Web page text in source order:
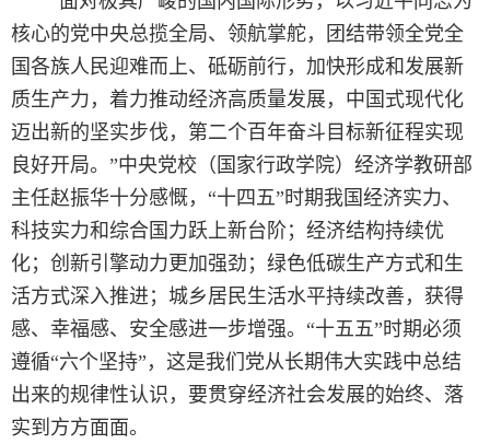
核心的党中央总揽全局、领航掌舵，团结带领全党全
国各族人民迎难而上、砥砺前行，加快形成和发展新
质生产力，着力推动经济高质量发展，中国式现代化
迈出新的坚实步伐，第二个百年奋斗目标新征程实现
良好开局。”中央党校（国家行政学院）经济学教研部
主任赵振华十分感慨，“十四五”时期我国经济实力、
科技实力和综合国力跃上新台阶；经济结构持续优
化；创新引擎动力更加强劲；绿色低碳生产方式和生
活方式深入推进；城乡居民生活水平持续改善，获得
感、幸福感、安全感进一步增强。“十五五”时期必须
遵循“六个坚持”，这是我们党从长期伟大实践中总结
出来的规律性认识，要贯穿经济社会发展的始终、落
实到方方面面。